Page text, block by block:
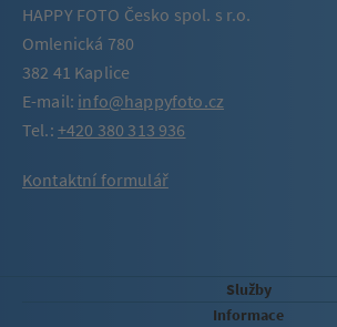
HAPPY FOTO Česko spol. s r.o.
Omlenická 780
382 41 Kaplice
E-mail: info@happyfoto.cz
Tel.: +420 380 313 936
Kontaktní formulář
Služby
Informace